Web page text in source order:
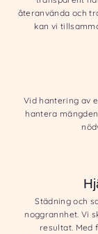
återanvända och
kan vi
Vid hantering av
hantera
Städning och
noggrannhet. Vi
resultat. Med